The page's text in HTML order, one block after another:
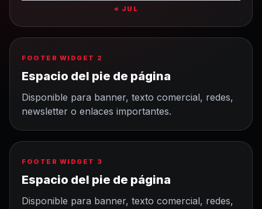
« JUL
FOOTER WIDGET 2
Espacio del pie de página
Disponible para banner, texto comercial, redes,
newsletter o enlaces importantes.
FOOTER WIDGET 3
Espacio del pie de página
Disponible para banner, texto comercial, redes,